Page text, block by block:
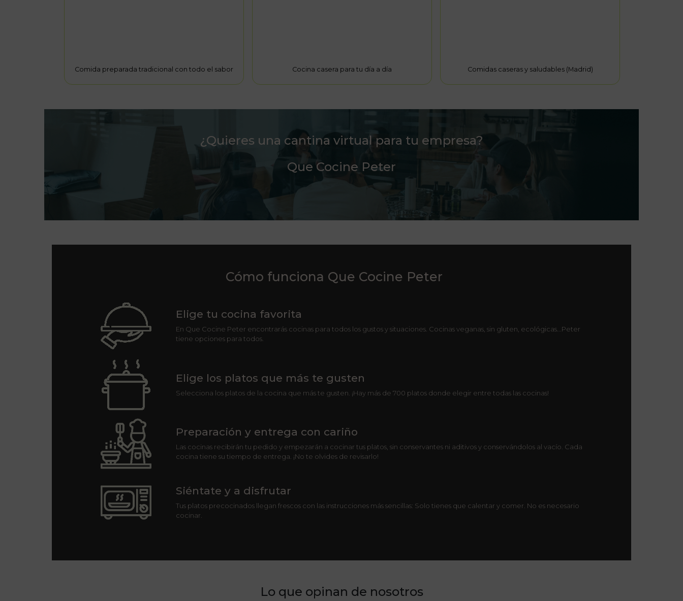
Comida preparada tradicional con todo el sabor Cocina casera para tu día a día Comidas caseras y saludables (Madrid)
¿Quieres una cantina virtual para tu empresa?
Que Cocine Peter
Cómo funciona Que Cocine Peter
Elige tu cocina favorita
En Que Cocine Peter encontrarás cocinas para todos los gustos y situaciones. Cocinas veganas, sin gluten, ecológicas...Peter
tiene opciones para todos.
Elige los platos que más te gusten
Selecciona los platos de la cocina que más te gusten. ¡Hay más de 700 platos donde elegir entre todas las cocinas!
Preparación y entrega con cariño
Las cocinas recibirán tu pedido y empezarán a cocinar tus platos, sin conservantes ni aditivos y conservándolos al vacío. Cada
cocina tiene su tiempo de entrega. ¡No te olvides de revisarlo!
Siéntate y a disfrutar
Tus platos precocinados llegan frescos con las instrucciones más sencillas: Solo tienes que calentar y comer. No es necesario
cocinar.
Lo que opinan de nosotros